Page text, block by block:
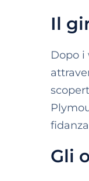
Il
Dopo i
Gli